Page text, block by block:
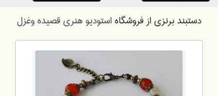
دستبند برنزیاز فروشگاهاستودیو هنری قصیده وغزل